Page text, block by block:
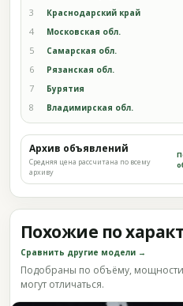
3 Краснодарский край
4 Московская обл.
5 Самарская обл.
6 Рязанская обл.
7 Бурятия
8 Владимирская обл.
Архив объявлений
Средняя цена рассчитана по всему
архиву
Похожие по
Сравнить другие модели →
Подобраны по объёму, мощности
могут отличаться.